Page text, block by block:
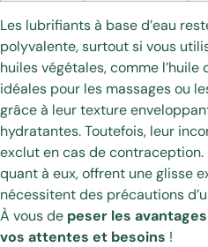
Les lubrifiants à base d’eau
polyvalente, surtout si vous
huiles végétales, comme l’huile
idéales pour les massages ou
grâce à leur texture
hydratantes. Toutefois, leur
exclut en cas de
quant à eux, offrent une glisse
nécessitent des précautions
À vous de peser les
vos attentes et besoins !